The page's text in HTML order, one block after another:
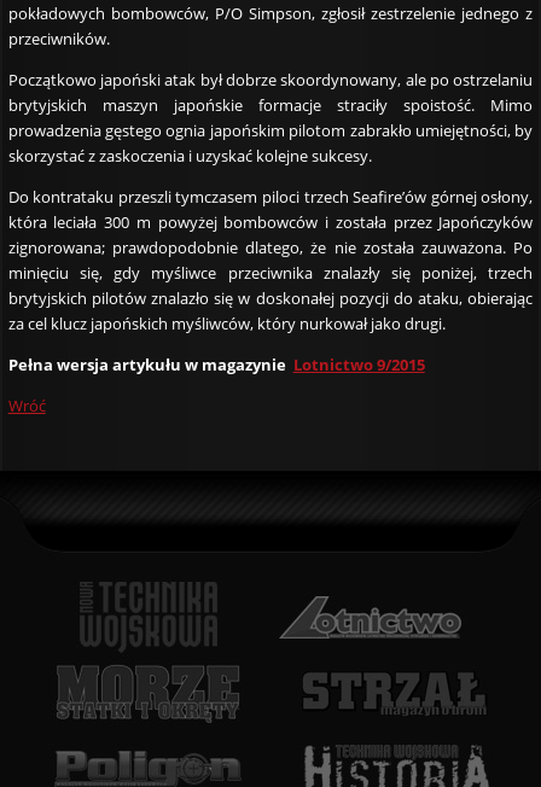
pokładowych bombowców, P/O Simpson, zgłosił zestrzelenie jednego z
przeciwników.
Początkowo japoński atak był dobrze skoordynowany, ale po ostrzelaniu
brytyjskich maszyn japońskie formacje straciły spoistość. Mimo
prowadzenia gęstego ognia japońskim pilotom zabrakło umiejętności, by
skorzystać z zaskoczenia i uzyskać kolejne sukcesy.
Do kontrataku przeszli tymczasem piloci trzech Seafire’ów górnej osłony,
która leciała 300 m powyżej bombowców i została przez Japończyków
zignorowana; prawdopodobnie dlatego, że nie została zauważona. Po
minięciu się, gdy myśliwce przeciwnika znalazły się poniżej, trzech
brytyjskich pilotów znalazło się w doskonałej pozycji do ataku, obierając
za cel klucz japońskich myśliwców, który nurkował jako drugi.
Pełna wersja artykułu w magazynie Lotnictwo 9/2015
Wróć